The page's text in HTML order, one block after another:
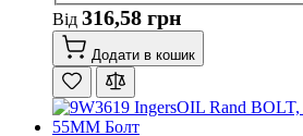
Від 316,58 грн
Додати в кошик